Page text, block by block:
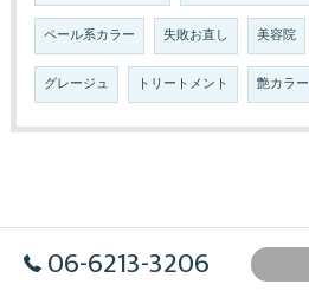
ペール系カラー 失敗お直し 美容院
グレージュ トリートメント 艶カラー
06-6213-3206